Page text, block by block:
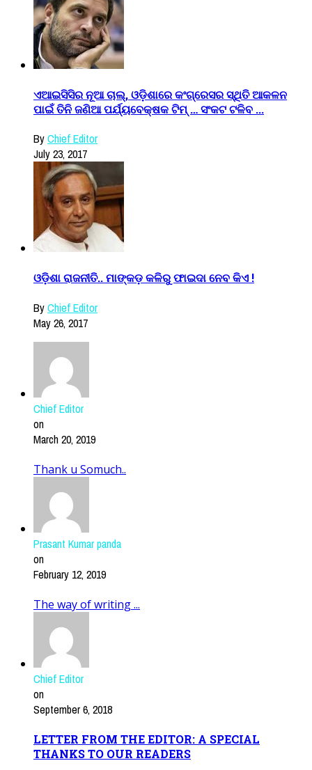
ଏଆଇସିସିର ନୂଆ ଚାଲ୍, ଓଡ଼ିଶାରେ କଂଗ୍ରେସର ସ୍ଥିତି ଆକଳନ
ପାଇଁ ତିନି ଜଣିଆ ପର୍ଯ୍ୟବେକ୍ଷକ ଟିମ୍ … ସଂକଟ ଟଳିବ ...
ByChief Editor
July 23, 2017
ଓଡ଼ିଶା ରାଜନୀତି.. ମାଙ୍କଡ଼ କଳିରୁ ଫାଇଦା ନେବ କିଏ !
ByChief Editor
May 26, 2017
Chief Editor
on
March 20, 2019
Thank u Somuch..
Prasant Kumar panda
on
February 12, 2019
The way of writing ...
Chief Editor
on
September 6, 2018
LETTER FROM THE EDITOR: A SPECIAL
THANKS TO OUR READERS